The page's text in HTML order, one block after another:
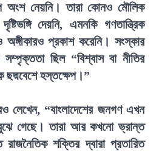
অংশ নেয়নি। তারা কোনও মৌলিক
দেয়নি, এমনকি গণতান্ত্রিক
প্রকাশ করেনি। সংস্কার
ছিল “বিশ্বাস বা নীতির
ছদ্মবেশে হস্তক্ষেপ।”
লেখেন, “বাংলাদেশের জনগণ এখন
গেছে। তারা আর কখনো ভ্রান্ত
শক্তির দ্বারা প্রতারিত